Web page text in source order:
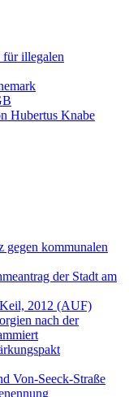
illegalen
Hubertus Knabe
gegen kommunalen
der Stadt am
2012 (AUF)
nach der
Von-Seeck-Straße